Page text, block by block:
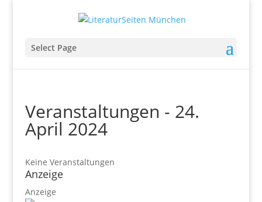
Select Page
Veranstaltungen - 24.
April 2024
Keine Veranstaltungen
Anzeige
Anzeige